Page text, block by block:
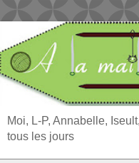
Moi, L-P, Annabelle,
tous les jours